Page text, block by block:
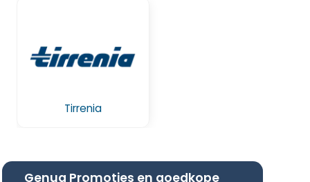
Tirrenia
Genua Promoties en goedkope